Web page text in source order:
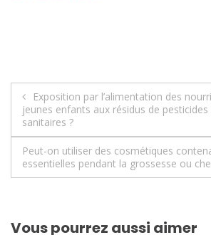
Navigation
de
l’article
Exposition par l’alimentation des
jeunes enfants aux résidus de pesticides
sanitaires ?
Peut-on utiliser des cosmétiques
essentielles pendant la grossesse ou
Vous pourrez aussi aimer